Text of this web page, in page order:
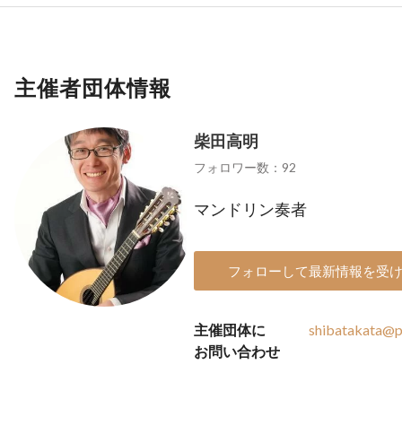
主催者団体情報
柴田高明
フォロワー数：92
マンドリン奏者
フォローして最新情報を受
主催団体に
お問い合わせ